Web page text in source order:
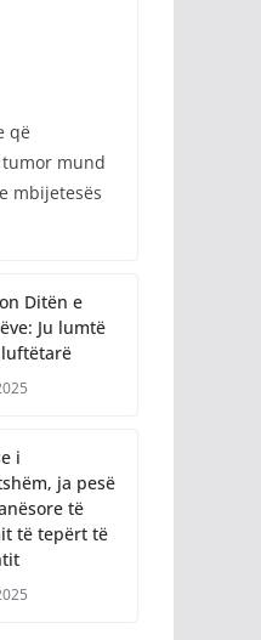
që
mund
mbijetesës
Ditën e
Ju lumtë
i
ja pesë
të
të tepërt të